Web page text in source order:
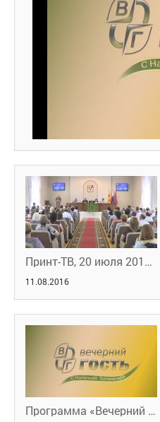
Принт-ТВ, 20 июля 2016 г.
11.08.2016
Программа «Вечерний гость» с Натальей Тычинской